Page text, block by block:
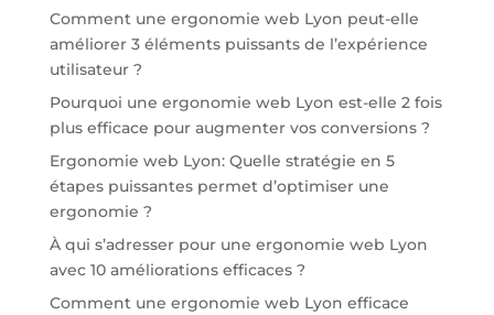
Comment une ergonomie web Lyon peut-elle
améliorer 3 éléments puissants de l’expérience
utilisateur ?
Pourquoi une ergonomie web Lyon est-elle 2 fois
plus efficace pour augmenter vos conversions ?
Ergonomie web Lyon: Quelle stratégie en 5
étapes puissantes permet d’optimiser une
ergonomie ?
À qui s’adresser pour une ergonomie web Lyon
avec 10 améliorations efficaces ?
Comment une ergonomie web Lyon efficace